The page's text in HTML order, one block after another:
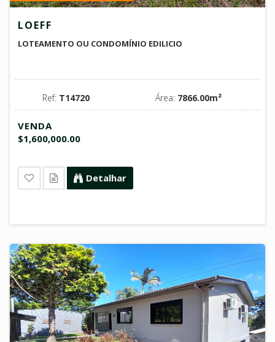
LOEFF
LOTEAMENTO OU CONDOMÍNIO EDILICIO
Ref: T14720 Área: 7866.00m²
VENDA
$1,600,000.00
Detalhar